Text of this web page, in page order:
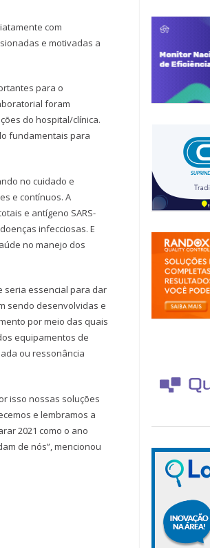
com
e motivadas a
para o
foram
do hospital/clínica.
fundamentais para
no cuidado e
e contínuos. A
e antígeno SARS-
infecciosas. E
no manejo dos
seria essencial para dar
sendo desenvolvidas e
por meio das quais
equipamentos de
ou ressonância
isso nossas soluções
e lembramos a
2021 como o ano
de nós”, mencionou